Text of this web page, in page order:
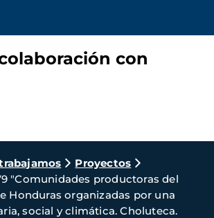
con
Proyectos
"Comunidades productoras del
Honduras organizadas por una
social y climática. Choluteca.